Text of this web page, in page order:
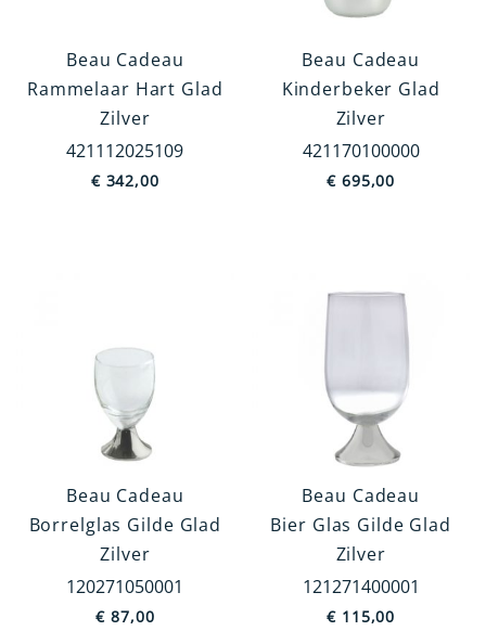
Verzorgingsartikelen
Rookgerei
Categorie
Kandelaars
Bureau accessoires
1-Kaars
Aan ring
In ring
Beau Cadeau
Rammelaar Hart Glad
Zilver
421112025109
€342,00
Beau Cadeau
Kinderbeker Glad
Zilver
421170100000
€ 695,00
Beau Cadeau
Borrelglas Gilde Glad
Zilver
120271050001
€ 87,00
Beau Cadeau
Bier Glas Gilde Glad
Zilver
121271400001
€ 115,00